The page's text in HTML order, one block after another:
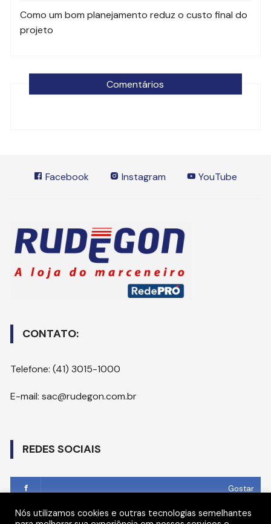
Como um bom planejamento reduz o custo final do
projeto
Comentários
Facebook Instagram YouTube
CONTATO:
Telefone: (41) 3015-1000
E-mail: sac@rudegon.com.br
REDES SOCIAIS
Gostar
Nós utilizamos cookies e outras tecnologias semelhantes